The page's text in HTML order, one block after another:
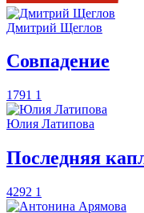
Дмитрий Щеглов
​Совпадение
1791 1
Юлия Латипова
​Последняя
4292 1